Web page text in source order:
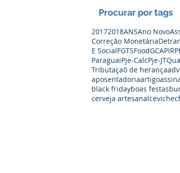
Procurar por tags
20172018ANSAno Novo
Correção Monetária
E SocialFGTSFoodGCAP
ParaguaiPje-CalcPje-JT
Tributaçaõ de herança
aposentadoriaartigo
black fridayboas festas
cerveja artesanalceviche